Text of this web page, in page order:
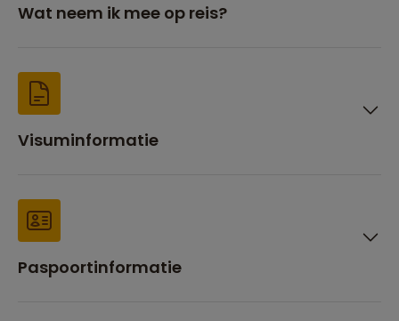
Wat neem ik mee op reis?
Visuminformatie
Paspoortinformatie